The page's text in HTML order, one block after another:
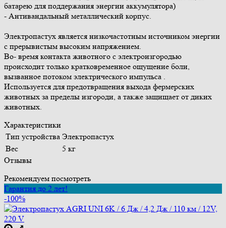
батарею для поддержания энергии аккумулятора)
- Антивандальный металлический корпус.
Электропастух является низкочастотным источником энергии
с прерывистым высоким напряжением.
Во- время контакта животного с электроизгородью
происходит только кратковременное ощущение боли,
вызванное потоком электрического импульса .
Используется для предотвращения выхода фермерских
животных за пределы изгороди, а также защищает от диких
животных.
Характеристики
Тип устройства Электропастух
Вес
5 кг
Отзывы
Рекомендуем посмотреть
Гарантия до 2 лет!
-100%